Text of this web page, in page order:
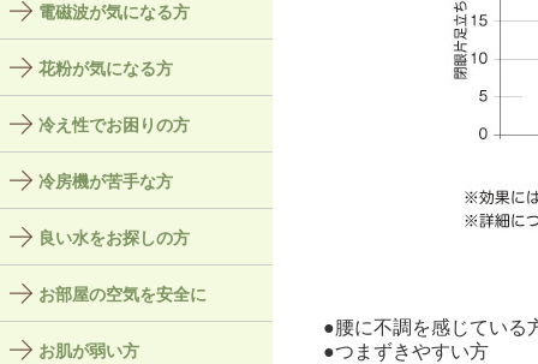
●腰に不調を感じている
●つまずきやすい方
電磁波が気になる方
花粉が気になる方
冷え性でお困りの方
冷房機が苦手な方
良い水をお探しの方
お部屋の空気を安全に
お肌が弱い方